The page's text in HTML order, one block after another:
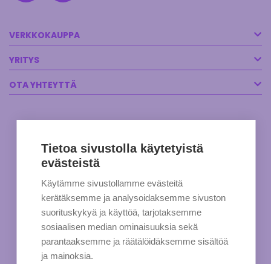
VERKKOKAUPPA
YRITYS
OTA YHTEYTTÄ
Tietoa sivustolla käytetyistä
evästeistä
Käytämme sivustollamme evästeitä
kerätäksemme ja analysoidaksemme sivuston
suorituskykyä ja käyttöä, tarjotaksemme
sosiaalisen median ominaisuuksia sekä
parantaaksemme ja räätälöidäksemme sisältöä
ja mainoksia.